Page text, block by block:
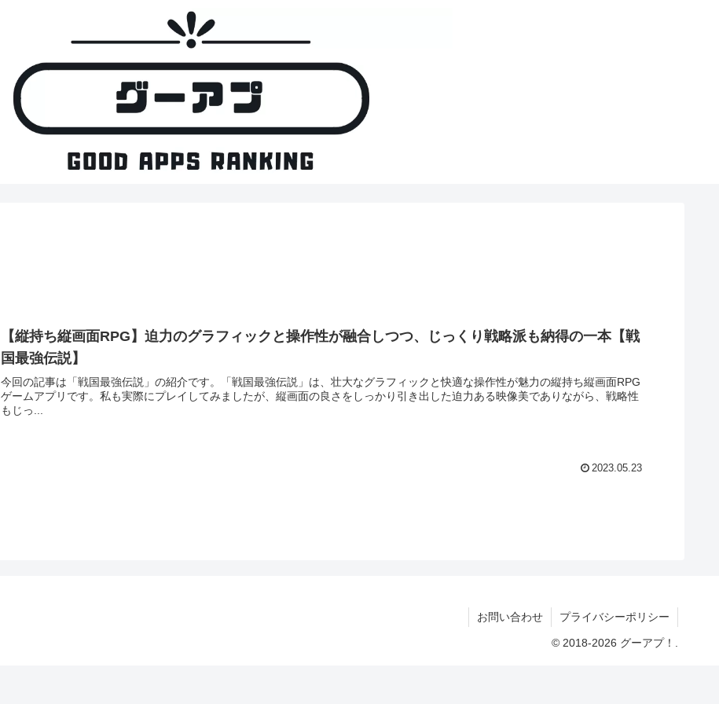
【縦持ち縦画面RPG】迫力のグラフィックと操作性が融合しつつ、じっくり戦略派も納得の一本【戦
国最強伝説】
今回の記事は「戦国最強伝説」の紹介です。「戦国最強伝説」は、壮大なグラフィックと快適な操作性が魅力の縦持ち縦画面RPG
ゲームアプリです。私も実際にプレイしてみましたが、縦画面の良さをしっかり引き出した迫力ある映像美でありながら、戦略性
もじっ...
2023.05.23
お問い合わせ プライバシーポリシー
© 2018-2026 グーアプ！.